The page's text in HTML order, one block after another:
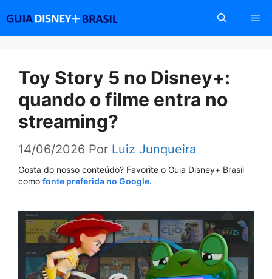
conteúdo
Toy Story 5 no Disney+:
quando o filme entra no
streaming?
14/06/2026 Por Luiz Junqueira
Gosta do nosso conteúdo? Favorite o Guia Disney+ Brasil
como fonte preferida no Google.